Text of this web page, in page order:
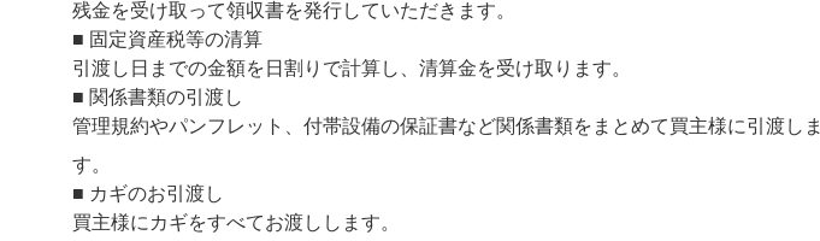
残金を受け取って領収書を発行していただきます。
■ 固定資産税等の清算
引渡し日までの金額を日割りで計算し、清算金を受け取ります。
■ 関係書類の引渡し
管理規約やパンフレット、付帯設備の保証書など関係書類をまとめて買主様に引渡しま
す。
■ カギのお引渡し
買主様にカギをすべてお渡しします。